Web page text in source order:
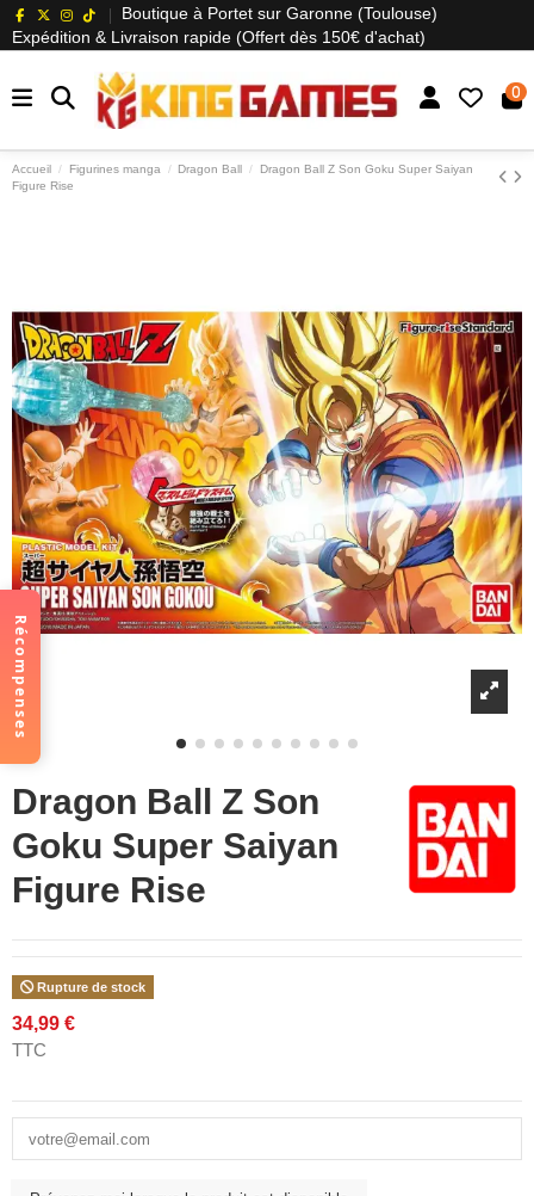
Boutique à Portet sur Garonne (Toulouse)
Expédition & Livraison rapide (Offert dès 150€ d'achat)
0
Accueil Figurines manga Dragon Ball
Dragon Ball Z Son Goku Super Saiyan
Figure Rise
Dragon Ball Z Son
Goku Super Saiyan
Figure Rise
Rupture de stock
34,99 €
TTC
Récompenses